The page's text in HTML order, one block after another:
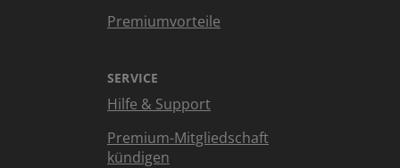
Premiumvorteile
SERVICE
Hilfe & Support
Premium-Mitgliedschaft
kündigen